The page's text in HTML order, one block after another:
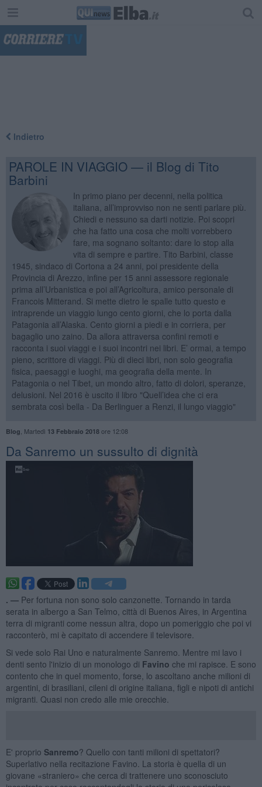
Indietro
PAROLE IN VIAGGIO — il Blog di Tito
Barbini
In primo piano per decenni, nella politica
italiana, all’improvviso non ne senti parlare più.
Chiedi e nessuno sa darti notizie. Poi scopri
che ha fatto una cosa che molti vorrebbero
fare, ma sognano soltanto: dare lo stop alla
vita di sempre e partire. Tito Barbini, classe
1945, sindaco di Cortona a 24 anni, poi presidente della
Provincia di Arezzo, infine per 15 anni assessore regionale
prima all’Urbanistica e poi all’Agricoltura, amico personale di
Francois Mitterand. Si mette dietro le spalle tutto questo e
intraprende un viaggio lungo cento giorni, che lo porta dalla
Patagonia all’Alaska. Cento giorni a piedi e in corriera, per
bagaglio uno zaino. Da allora attraversa confini remoti e
racconta i suoi viaggi e i suoi incontri nei libri. E’ ormai, a tempo
pieno, scrittore di viaggi. Più di dieci libri, non solo geografia
fisica, paesaggi e luoghi, ma geografia della mente. In
Patagonia o nel Tibet, un mondo altro, fatto di dolori, speranze,
delusioni. Nel 2016 è uscito il libro "Quell’idea che ci era
sembrata così bella - Da Berlinguer a Renzi, il lungo viaggio"
Blog Martedì 13 Febbraio 2018ore 12:08
​Da Sanremo un sussulto di dignità
. — Per fortuna non sono solo canzonette. Tornando in tarda
serata in albergo a San Telmo, città di Buenos Aires, in Argentina
terra di migranti come nessun altra, dopo un pomeriggio che poi vi
racconterò, mi è capitato di accendere il televisore.
Si vede solo Rai Uno e naturalmente Sanremo. Mentre mi lavo i
denti sento l'inizio di un monologo di Favino che mi rapisce. E sono
contento che in quel momento, forse, lo ascoltano anche milioni di
argentini, di brasiliani, cileni di origine italiana, figli e nipoti di antichi
migranti. Quasi non credo alle mie orecchie.
E' proprio Sanremo? Quello con tanti milioni di spettatori?
Superlativo nella recitazione Favino. La storia è quella di un
giovane «straniero» che cerca di trattenere uno sconosciuto